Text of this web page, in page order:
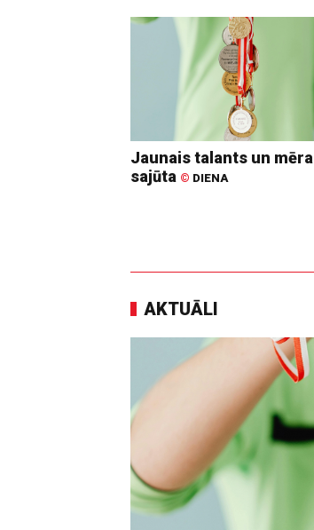
Jaunais talants un mēra
sajūta © DIENA
AKTUĀLI